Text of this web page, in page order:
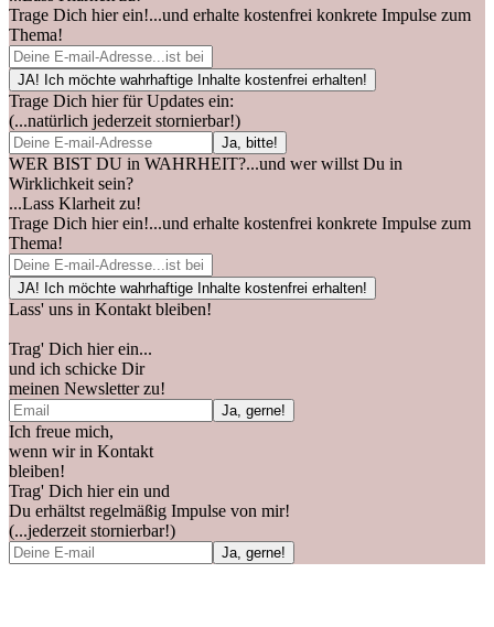
Trage Dich hier ein!...und erhalte kostenfrei konkrete Impulse zum
Thema!
Trage Dich hier für Updates ein:
(...natürlich jederzeit stornierbar!)
WER BIST DU in WAHRHEIT?...und wer willst Du in
Wirklichkeit sein?
...Lass Klarheit zu!
Trage Dich hier ein!...und erhalte kostenfrei konkrete Impulse zum
Thema!
Lass' uns in Kontakt bleiben!
Trag' Dich hier ein...
und ich schicke Dir
meinen Newsletter zu!
Ich freue mich,
wenn wir in Kontakt
bleiben!
Trag' Dich hier ein und
Du erhältst regelmäßig Impulse von mir!
(...jederzeit stornierbar!)